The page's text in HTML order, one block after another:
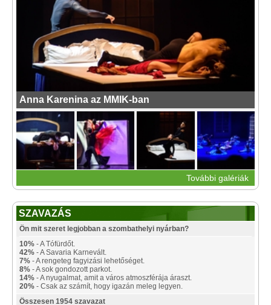
Anna Karenina az MMIK-ban
További galériák
SZAVAZÁS
Ön mit szeret legjobban a szombathelyi nyárban?
10% - A Tófürdőt.
42% - A Savaria Karnevált.
7% - A rengeteg fagyizási lehetőséget.
8% - A sok gondozott parkot.
14% - A nyugalmat, amit a város atmoszférája áraszt.
20% - Csak az számít, hogy igazán meleg legyen.
Összesen 1954 szavazat